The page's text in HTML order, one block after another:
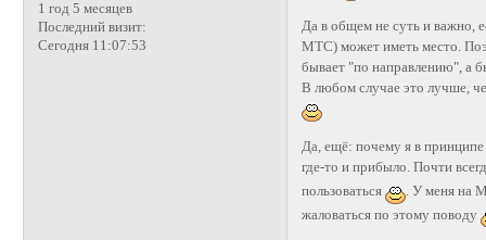
1 год 5 месяцев
Последний визит:
Сегодня 11:07:53
Да в общем не суть и важно,
МТС) может иметь место.
бывает "по направлению", а
В любом случае это лучше,
Да, ещё: почему я в
где-то и прибыло. Почти
пользоваться
. У меня на
жаловаться по этому поводу